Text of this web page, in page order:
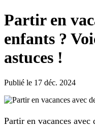
Partir en
enfants ?
astuces !
Publié le 17 déc. 2024
Partir en vacances avec